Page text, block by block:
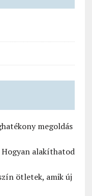
megoldás
alakíthatod
ötletek, amik új